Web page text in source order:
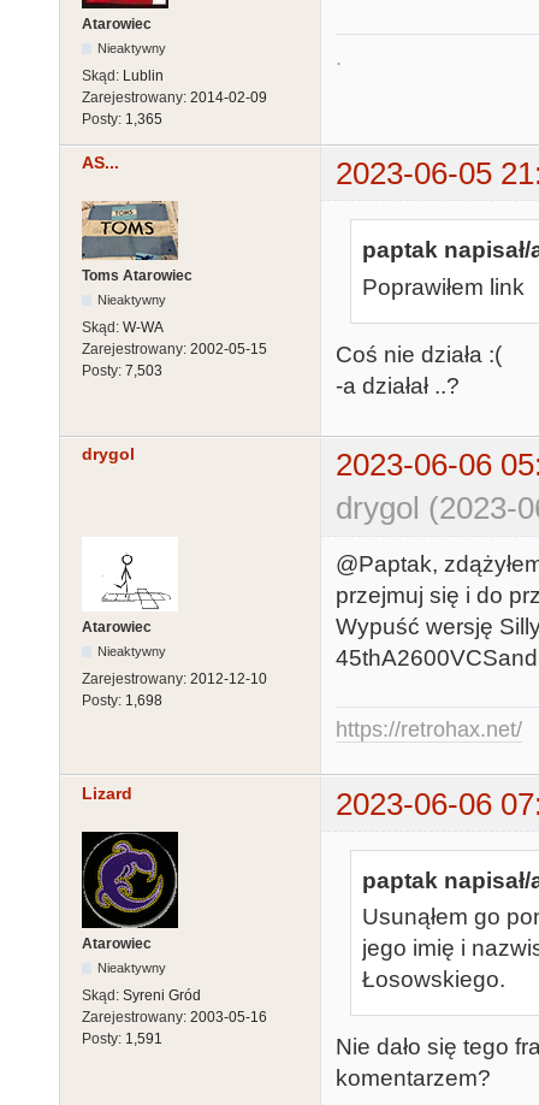
Atarowiec
Nieaktywny
Skąd: Lublin
Zarejestrowany: 2014-02-09
Posty: 1,365
.
AS... 2023-06-05
Toms Atarowiec
Nieaktywny
Skąd: W-WA
Zarejestrowany: 2002-05-15
Posty: 7,503
paptak napisał/
Poprawiłem link
Coś nie działa :(
-a działał ..?
drygol
2023-06-06
drygol (2023-
Atarowiec
Nieaktywny
Zarejestrowany: 2012-12-10
Posty: 1,698
@Paptak,
przejmuj się i do
Wypuść wersję
https://retrohax.net/
Lizard 2023-06-06
Atarowiec
Nieaktywny
Skąd: Syreni Gród
Zarejestrowany: 2003-05-16
Posty: 1,591
paptak napisał/
Usunąłem go
jego imię i
Łosowskiego.
Nie dało się tego
komentarzem?